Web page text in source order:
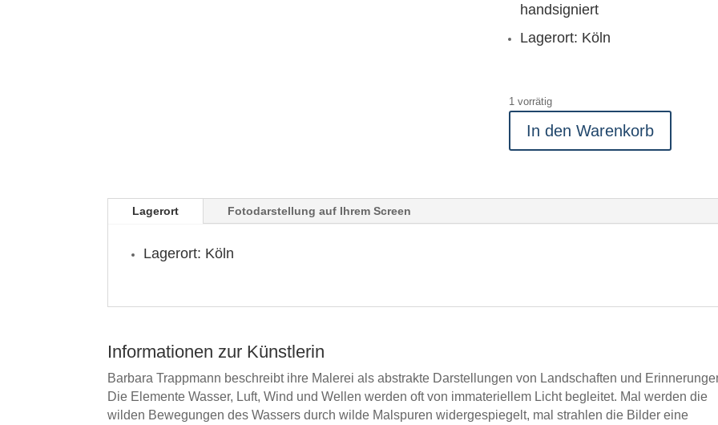
handsigniert
Lagerort: Köln
1 vorrätig
In den Warenkorb
Lagerort Fotodarstellung auf Ihrem Screen
Lagerort: Köln
Informationen zur Künstlerin
Barbara Trappmann beschreibt ihre Malerei als abstrakte Darstellungen von Landschaften und
Die Elemente Wasser, Luft, Wind und Wellen werden oft von immateriellem Licht begleitet. Mal werden die
wilden Bewegungen des Wassers durch wilde Malspuren widergespiegelt, mal strahlen die Bilder eine